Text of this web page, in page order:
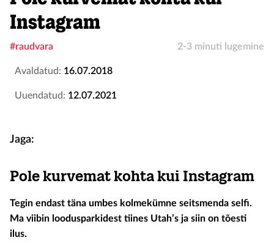
Instagram
#raudvara 2-3 minuti lugemine
Avaldatud: 16.07.2018
Uuendatud: 12.07.2021
Jaga:
Pole kurvemat kohta kui Instagram
Tegin endast täna umbes kolmekümne seitsmenda selfi.
Ma viibin loodusparkidest tiines Utah’s ja siin on tõesti
ilus.